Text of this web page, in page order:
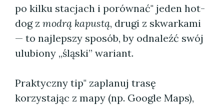
po kilku stacjach i porównać" jeden hot-
dog z modrą kapustą, drugi z skwarkami
— to najlepszy sposób, by odnaleźć swój
ulubiony „śląski” wariant.
Praktyczny tip" zaplanuj trasę
korzystając z mapy (np. Google Maps),